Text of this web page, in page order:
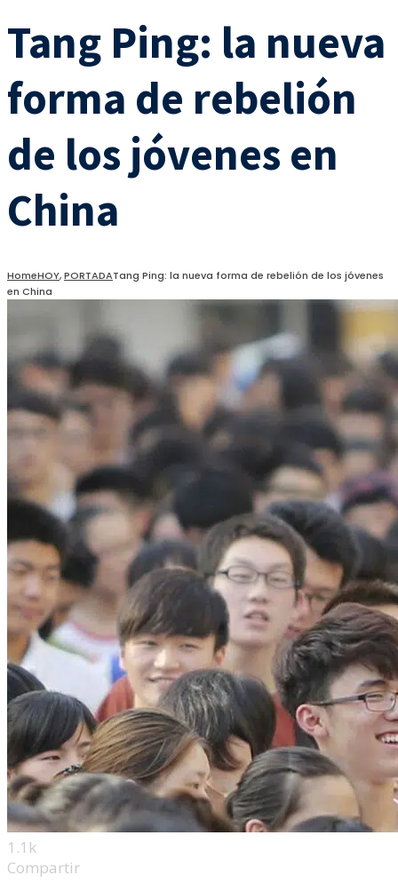
Tang Ping: la nueva
forma de rebelión
de los jóvenes en
China
HomeHOY,PORTADATang Ping: la nueva forma de rebelión de los jóvenes
en China
1.1k
Compartir